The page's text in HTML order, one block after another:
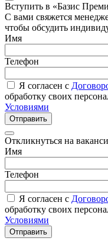
Вступить в «Базис
С вами свяжется
чтобы обсудить
Имя
Телефон
Я согласен с
обработку своих
Условиями
Отправить
Откликнуться на
Имя
Телефон
Я согласен с
обработку своих
Условиями
Отправить